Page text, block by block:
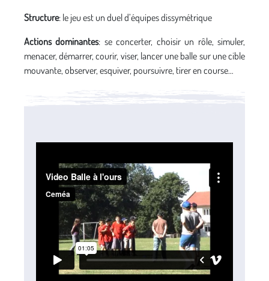
Structure: le jeu est un duel d’équipes dissymétrique
Actions dominantes: se concerter, choisir un rôle, simuler,
menacer, démarrer, courir, viser, lancer une balle sur une cible
mouvante, observer, esquiver, poursuivre, tirer en course…